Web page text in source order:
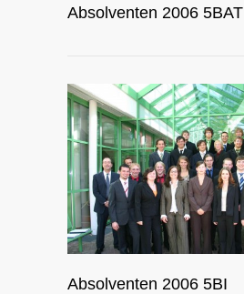
Absolventen 2006 5BAT
Absolventen 2006 5BI